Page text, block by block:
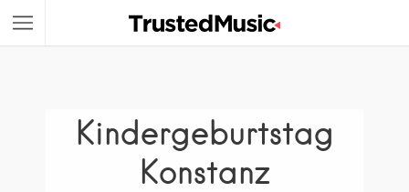
Kindergeburtstag
Konstanz